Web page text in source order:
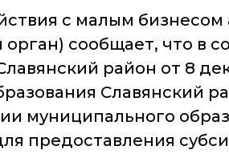
с малым
сообщает, что в
район от 8
Славянский
муниципального
предоставления